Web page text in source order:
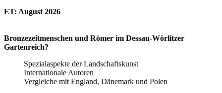
ET: August 2026
Bronzezeitmenschen und Römer im Dessau-Wörlitzer
Gartenreich?
Spezialaspekte der Landschaftskunst
Internationale Autoren
Vergleiche mit England, Dänemark und Polen